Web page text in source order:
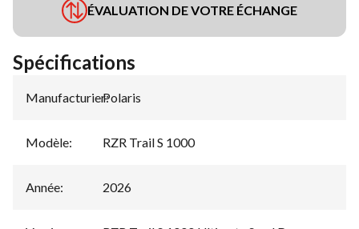
ÉVALUATION DE VOTRE ÉCHANGE
Spécifications
Manufacturier:
Polaris
Modèle: RZR Trail S 1000
Année: 2026